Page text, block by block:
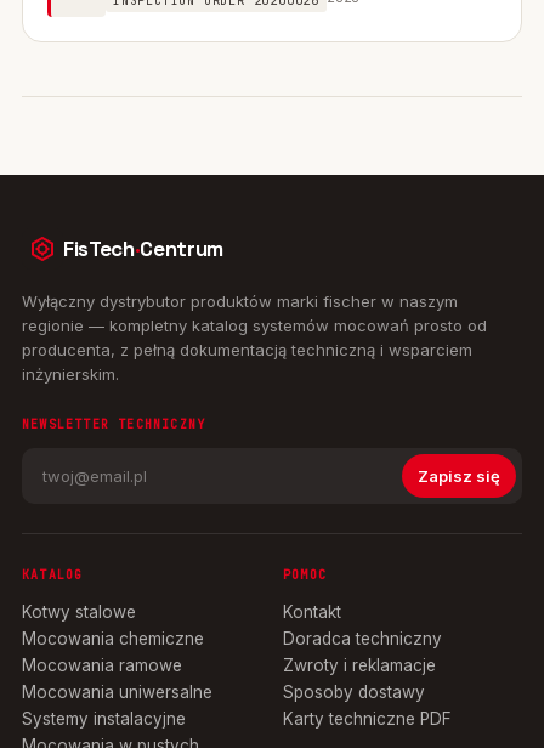
FisTech·Centrum
Wyłączny dystrybutor produktów marki fischer w naszym
regionie — kompletny katalog systemów mocowań prosto od
producenta, z pełną dokumentacją techniczną i wsparciem
inżynierskim.
NEWSLETTER TECHNICZNY
Zapisz się
KATALOG
Kotwy stalowe
Mocowania chemiczne
Mocowania ramowe
Mocowania uniwersalne
Systemy instalacyjne
POMOC
Kontakt
Doradca techniczny
Zwroty i reklamacje
Sposoby dostawy
Karty techniczne PDF